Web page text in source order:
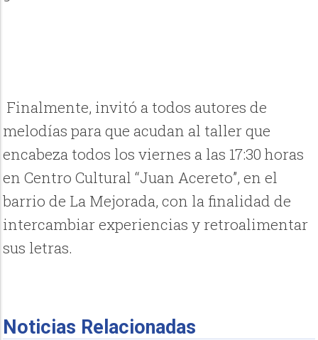
Finalmente, invitó a todos autores de
melodías para que acudan al taller que
encabeza todos los viernes a las 17:30 horas
en Centro Cultural “Juan Acereto”, en el
barrio de La Mejorada, con la finalidad de
intercambiar experiencias y retroalimentar
sus letras.
Noticias Relacionadas